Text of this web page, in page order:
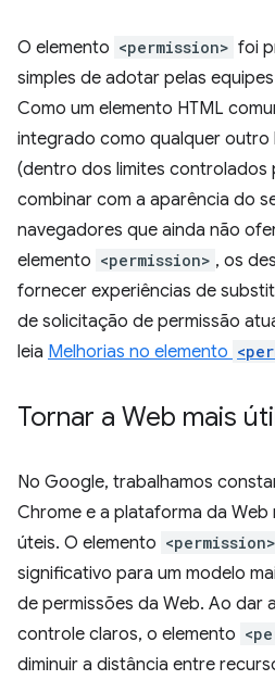
O elemento <permission> foi
simples de adotar pelas
Como um elemento HTML
integrado como qualquer outro
(dentro dos limites controlados
combinar com a aparência do
navegadores que ainda não
elemento <permission> , os
fornecer experiências de
de solicitação de permissão
leia Melhorias no elemento
Tornar a Web mais
No Google, trabalhamos
Chrome e a plataforma da
úteis. O elemento <permission>
significativo para um modelo
de permissões da Web. Ao dar
controle claros, o elemento
diminuir a distância entre